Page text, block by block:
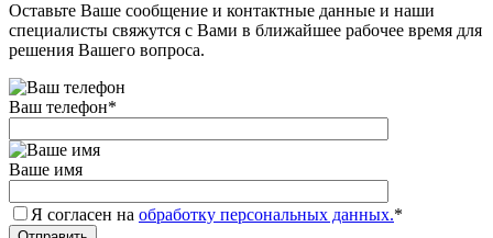
Оставьте Ваше сообщение и контактные данные и наши
специалисты свяжутся с Вами в ближайшее рабочее время для
решения Вашего вопроса.
Ваш телефон*
Ваше имя
Я согласен на обработку персональных данных.*